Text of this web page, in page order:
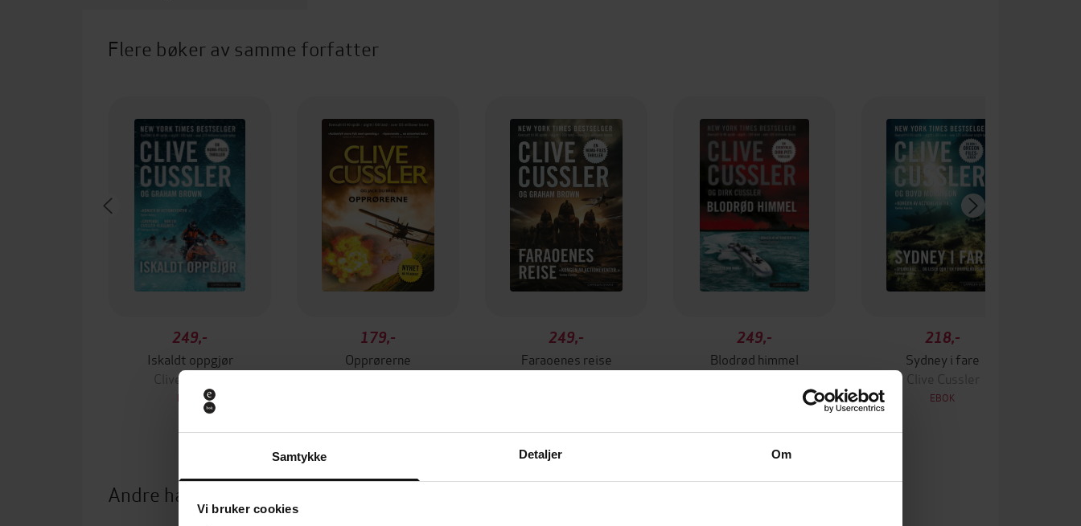
Samtykke Detaljer Om
Vi bruker cookies
Flere bøker av samme forfatter
249,-
Iskaldt oppgjør
Clive Cussler
EBOK
179,-
Opprørerne
249,-
Faraoenes reise
249,-
Blodrød himmel
218,-
Sydney i fare
Clive Cussler
EBOK
Andre har også kjøpt